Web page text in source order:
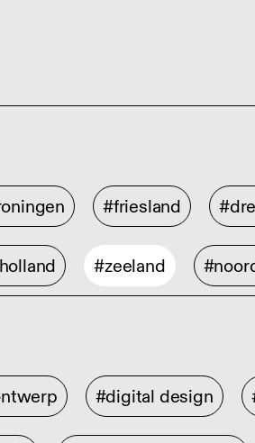
#friesland
#zeeland
#digital design